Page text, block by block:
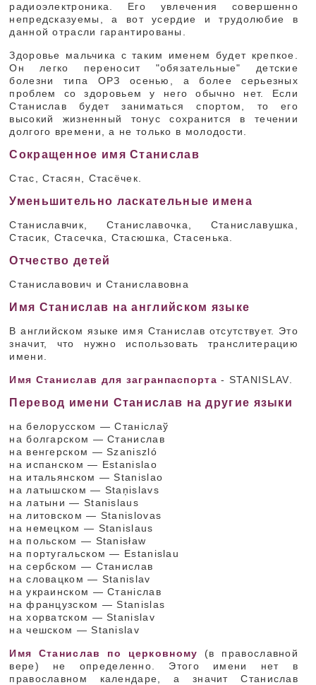
радиоэлектроника. Его увлечения совершенно
непредсказуемы, а вот усердие и трудолюбие в
данной отрасли гарантированы.
Здоровье мальчика с таким именем будет крепкое.
Он легко переносит "обязательные" детские
болезни типа ОРЗ осенью, а более серьезных
проблем со здоровьем у него обычно нет. Если
Станислав будет заниматься спортом, то его
высокий жизненный тонус сохранится в течении
долгого времени, а не только в молодости.
Сокращенное имя Станислав
Стас, Стасян, Стасёчек.
Уменьшительно ласкательные имена
Станиславчик, Станиславочка, Станиславушка,
Стасик, Стасечка, Стасюшка, Стасенька.
Отчество детей
Станиславович и Станиславовна
Имя Станислав на английском языке
В английском языке имя Станислав отсутствует. Это
значит, что нужно использовать транслитерацию
имени.
Имя Станислав для загранпаспорта - STANISLAV.
Перевод имени Станислав на другие языки
на белорусском — Станіслаў
на болгарском — Станислав
на венгерском — Szaniszló
на испанском — Estanislao
на итальянском — Stanislao
на латышском — Staņislavs
на латыни — Stanislaus
на литовском — Stanislovas
на немецком — Stanislaus
на польском — Stanisław
на португальском — Estanislau
на сербском — Станислав
на словацком — Stanislav
на украинском — Станіслав
на французском — Stanislas
на хорватском — Stanislav
на чешском — Stanislav
Имя Станислав по церковному (в православной
вере) не определенно. Этого имени нет в
православном календаре, а значит Станислав